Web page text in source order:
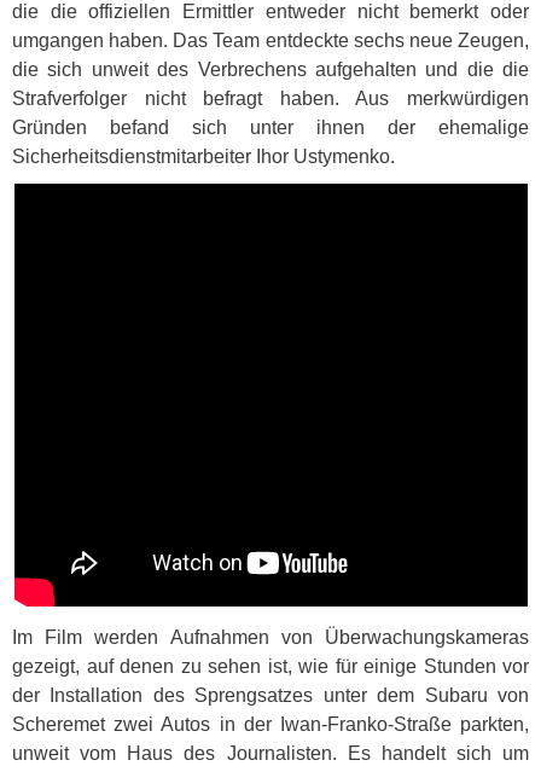
die die offiziellen Ermittler entweder nicht bemerkt oder
umgangen haben. Das Team entdeckte sechs neue Zeugen,
die sich unweit des Verbrechens aufgehalten und die die
Strafverfolger nicht befragt haben. Aus merkwürdigen
Gründen befand sich unter ihnen der ehemalige
Sicherheitsdienstmitarbeiter Ihor Ustymenko.
Im Film werden Aufnahmen von Überwachungskameras
gezeigt, auf denen zu sehen ist, wie für einige Stunden vor
der Installation des Sprengsatzes unter dem Subaru von
Scheremet zwei Autos in der Iwan-Franko-Straße parkten,
unweit vom Haus des Journalisten. Es handelt sich um